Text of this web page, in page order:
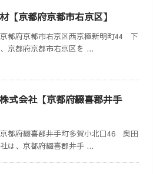
【京都府京都市右京区】
京都府京都市右京区西京極新明町44 下
京都府京都市右京区を ...
式会社【京都府綴喜郡井手
京都府綴喜郡井手町多賀小北口46 奥田
は、京都府綴喜郡井手 ...